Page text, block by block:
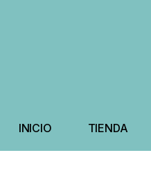
INICIO TIENDA